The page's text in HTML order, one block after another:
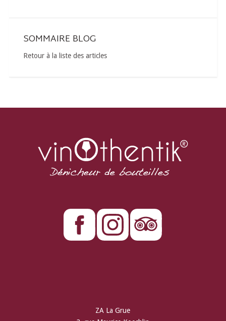
SOMMAIRE BLOG
Retour à la liste des articles
ZA La Grue